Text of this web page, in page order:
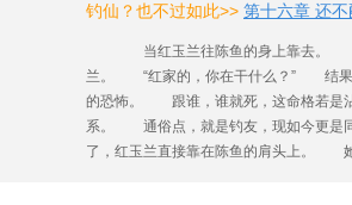
钓仙？也不过如此>> 第十六章 还不
当红玉兰往陈鱼的身上靠去。
兰。 “红家的，你在干什么？” 结果
的恐怖。 跟谁，谁就死，这命格若是
系。 通俗点，就是钓友，现如今更是
了，红玉兰直接靠在陈鱼的肩头上。